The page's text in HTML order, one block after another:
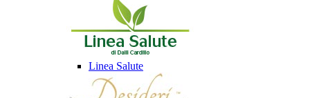
Linea Salute